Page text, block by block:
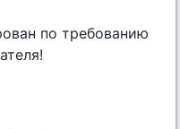
по требованию